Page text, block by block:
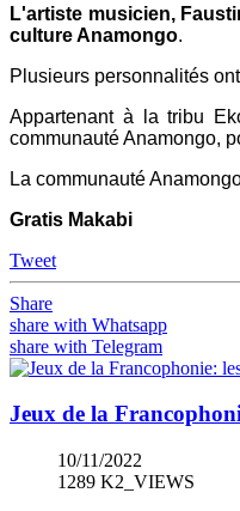
L'artiste musicien,
culture Anamongo.
Plusieurs personnalités
Appartenant à la tribu
communauté Anamongo,
La communauté
Gratis Makabi
Tweet
Share
share with Whatsapp
share with Telegram
Jeux de la
10/11/2022
1289 K2_VIEWS